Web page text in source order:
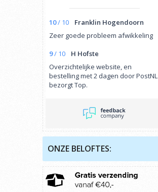
10/ 10
Franklin Hogendoorn
Zeer goede probleem afwikkeling
9/ 10
H Hofste
Overzichtelijke website, en
bestelling met 2 dagen door PostNL
bezorgt Top.
ONZE BELOFTES: